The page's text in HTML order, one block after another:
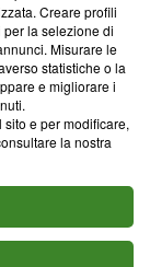
3 - 6900
Creare profili
la selezione di
Misurare le
statistiche o la
e migliorare i
e per modificare,
la nostra